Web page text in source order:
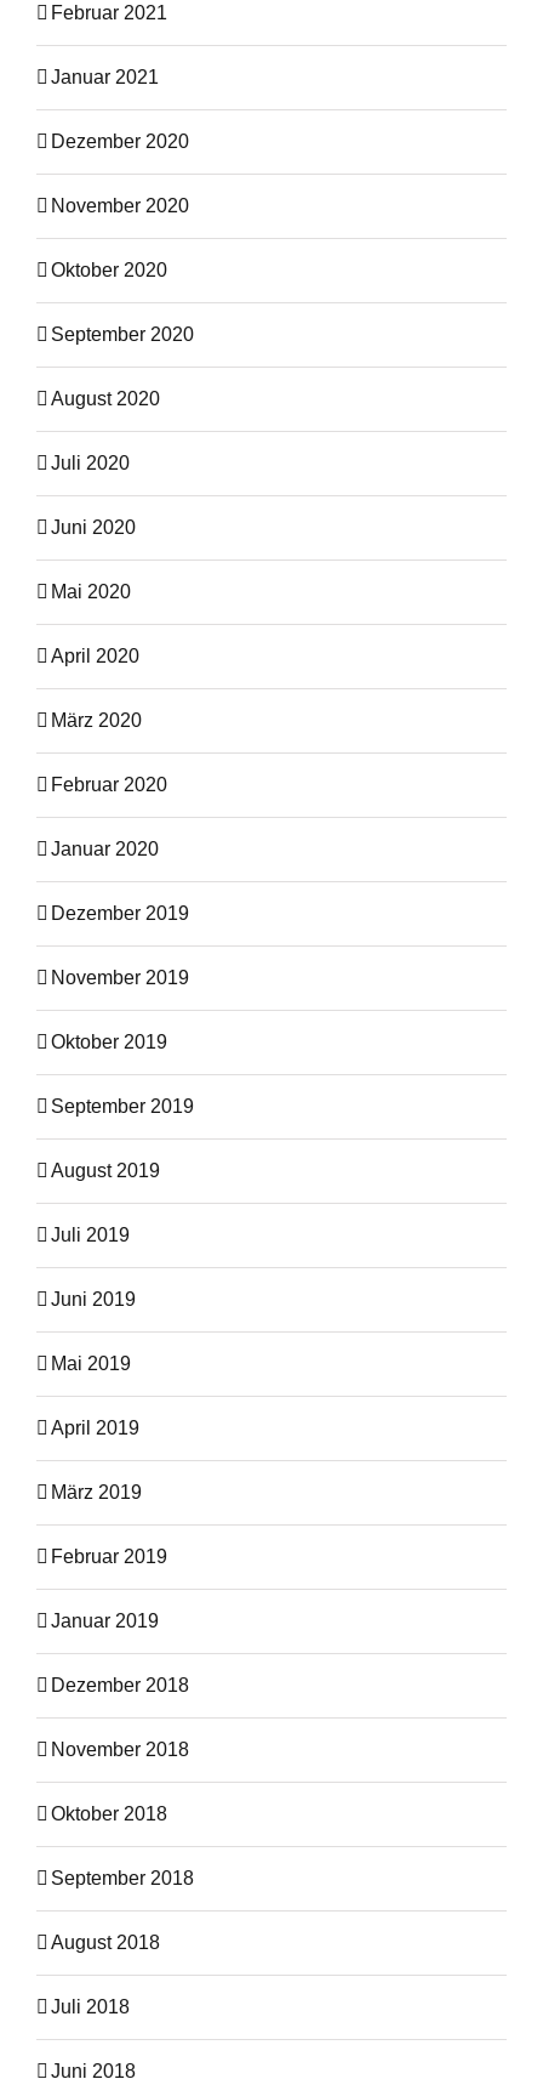
Februar 2021
Januar 2021
Dezember 2020
November 2020
Oktober 2020
September 2020
August 2020
Juli 2020
Juni 2020
Mai 2020
April 2020
März 2020
Februar 2020
Januar 2020
Dezember 2019
November 2019
Oktober 2019
September 2019
August 2019
Juli 2019
Juni 2019
Mai 2019
April 2019
März 2019
Februar 2019
Januar 2019
Dezember 2018
November 2018
Oktober 2018
September 2018
August 2018
Juli 2018
Juni 2018